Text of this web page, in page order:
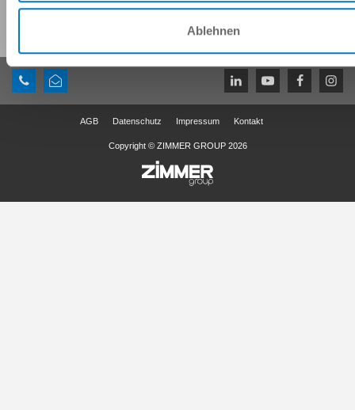
Ablehnen
Diese Seite teilen:
AGB Datenschutz Impressum Kontakt
Copyright © ZIMMER GROUP 2026